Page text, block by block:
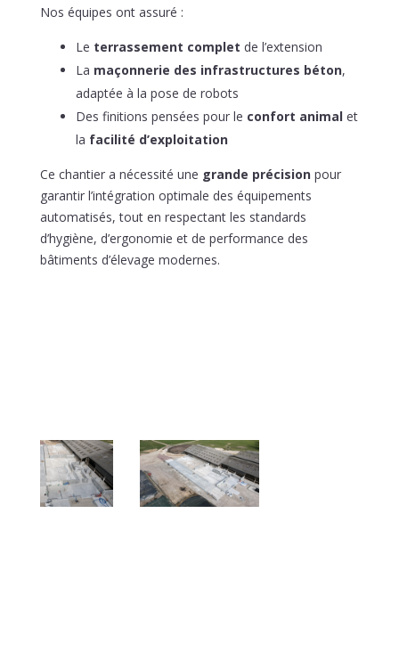
Nos équipes ont assuré :
Le terrassement complet de l’extension
La maçonnerie des infrastructures béton,
adaptée à la pose de robots
Des finitions pensées pour le confort animalet
la facilité d’exploitation
Ce chantier a nécessité une grande précisionpour
garantir l’intégration optimale des équipements
automatisés, tout en respectant les standards
d’hygiène, d’ergonomie et de performance des
bâtiments d’élevage modernes.